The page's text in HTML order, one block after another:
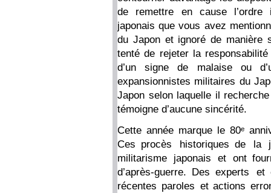
de remettre en cause l’ordre
japonais que vous avez
du Japon et ignoré de manière
tenté de rejeter la
d’un signe de malaise ou
expansionnistes militaires du
Japon selon laquelle il
témoigne d’aucune sincérité.
Cette année marque le 80ᵉ
Ces procès historiques de la
militarisme japonais et ont
d’après-guerre. Des experts
récentes paroles et actions